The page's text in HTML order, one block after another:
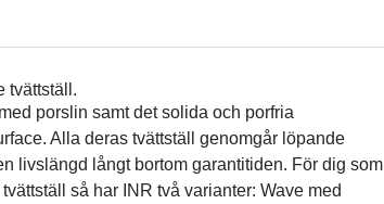
tvättställ.
porslin samt det solida och porfria
Alla deras tvättställ genomgår löpande
livslängd långt bortom garantitiden. För dig som
så har INR två varianter: Wave med